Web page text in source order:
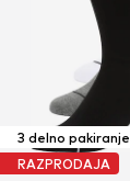
3 delno pakiranje
RAZPRODAJA